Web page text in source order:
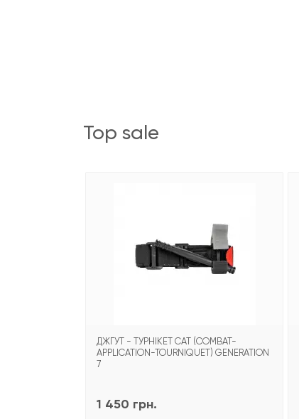
top sale
ДЖГУТ - ТУРНІКЕТ CAT (COMBAT-
APPLICATION-TOURNIQUET) GENERATION
7
1 450 грн.